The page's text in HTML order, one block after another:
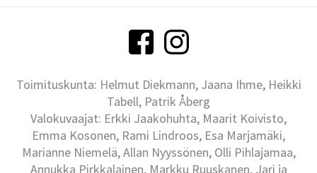
Toimituskunta: Helmut Diekmann, Jaana Ihme, Heikki
Tabell, Patrik Åberg
Valokuvaajat: Erkki Jaakohuhta, Maarit Koivisto,
Emma Kosonen, Rami Lindroos, Esa Marjamäki,
Marianne Niemelä, Allan Nyyssönen, Olli Pihlajamaa,
Annukka Pirkkalainen, Markku Ruuskanen, Jari ja